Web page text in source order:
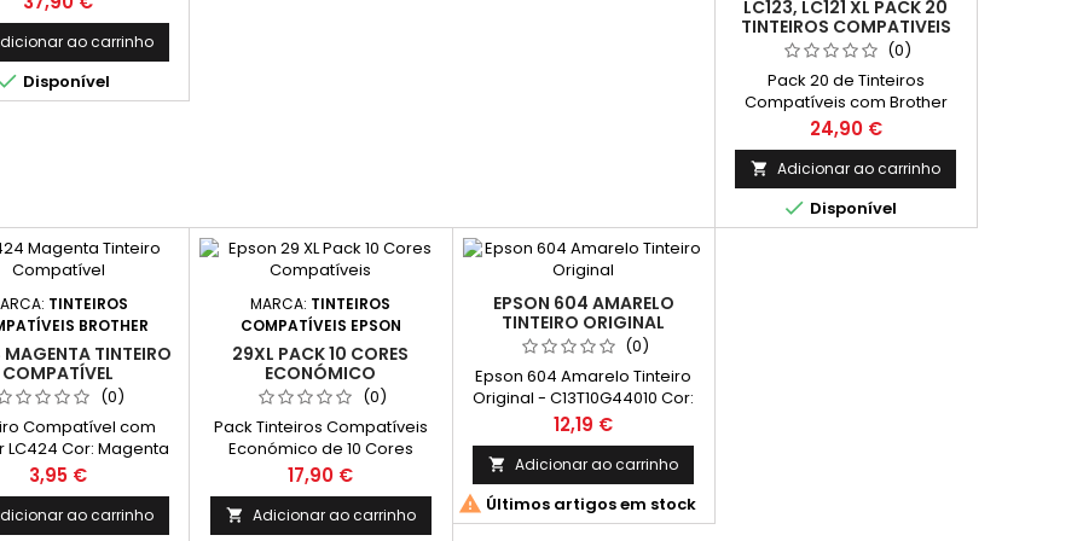
Magenta, 1 Amarelo
Médio: 3.000
/ Preto 2.300
Páginas* / Cor
ao carrinho
 Disponível
LC123, LC121 XL PACK 20
TINTEIROS COMPATIVEIS
(0)
Pack 20 de Tinteiros
Compatíveis com Brother
LC121 ou LC123 XL (Alta
Capacidade) 8 X Cor: Preto
- Capacidade: 20,6 ml 4 X Cor:
Ciano - Capacidade: 10 ml 4 X
Cor: Magenta - Capacidade:
10 ml 4 X Cor: Amarelo
Preço
24,90 €
 Adicionar ao carrinho
 Disponível
TINTEIROS
BROTHER
TINTEIRO
COMPATÍVEL
(0)
Compatível com
LC424 Cor: Magenta
Médio: 750
*Rendimento médio
(Média com base
ISO/IEC 24711 e
Preço
3,95 €
ao carrinho
MARCA: TINTEIROS
COMPATÍVEIS EPSON
29XL PACK 10 CORES
ECONÓMICO
(0)
Pack Tinteiros Compatíveis
Económico de 10 Cores
constituído por: 4 Tinteiro
Compatível Epson 29 XL Preto,
T2991 / T2981 - Capacidade: 17
ml 2 Tinteiro Compatível
Preço
17,90 €
 Adicionar ao carrinho
EPSON 604 AMARELO
TINTEIRO ORIGINAL
(0)
Epson 604 Amarelo Tinteiro
Original - C13T10G44010 Cor:
Amarelo Rendimento
Médio: 130 Páginas*
Preço
12,19 €
 Adicionar ao carrinho
 Últimos artigos em stock